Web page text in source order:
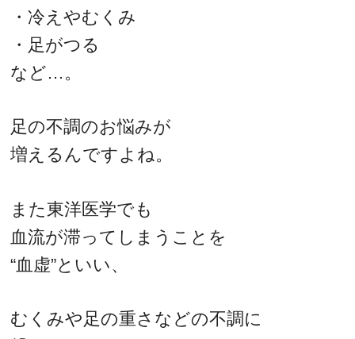
・冷えやむくみ
・足がつる
など…。
足の不調のお悩みが
増えるんですよね。
また東洋医学でも
血流が滞ってしまうことを
“血虚”といい、
むくみや足の重さなどの不調に